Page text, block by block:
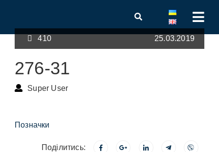
410 25.03.2019
276-31
Super User
Позначки
Поділитись: